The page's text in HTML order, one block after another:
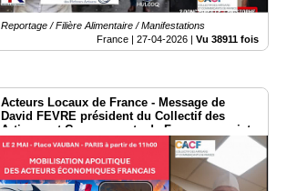
Reportage / Filière Alimentaire / Manifestations
France |27-04-2026 |Vu 38911 fois
Acteurs Locaux de France - Message de
David FEVRE président du Collectif des
Artisans et Commerçants de France au sujet
du 2 mai à Paris